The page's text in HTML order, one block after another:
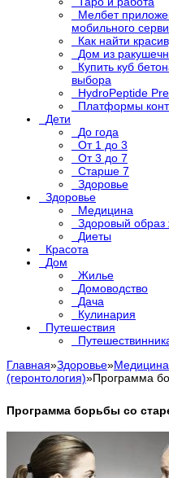
Мелбет
мобильного
Как найти
Дом из
Купить куб
выбора
HydroPeptide
Платформы
Дети
До года
От 1 до 3
От 3 до 7
Старше 7
Здоровье
Здоровье
Медицина
Здоровый образ
Диеты
Красота
Дом
Жилье
Домоводство
Дача
Кулинария
Путешествия
Главная»Здоровье»Медицина
(геронтология)»Программа
Программа борьбы со